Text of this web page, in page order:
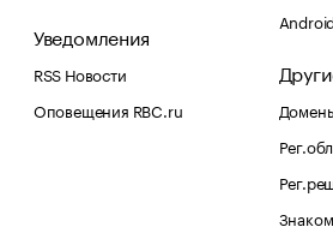
Уведомления
RSS Новости
Оповещения RBC.ru